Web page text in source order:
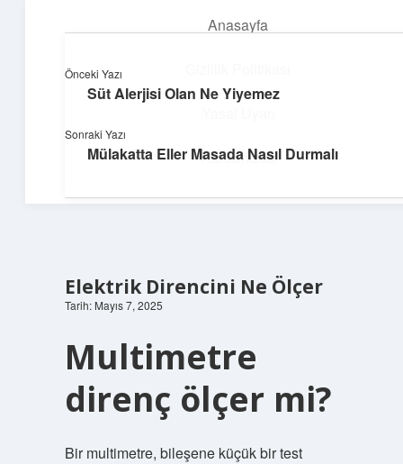
Anasayfa
Hakkımızda
Teknoloji ve Aşk
Dijital dünyada keyifli bir macera!
Elektrik Direncini Ne Ölçer
Tarih: Mayıs 7, 2025
Multimetre
direnç ölçer mi?
Bir multimetre, bileşene küçük bir test
Önceki Yazı
Süt Alerjisi Olan Ne Yiyemez
Sonraki Yazı
Mülakatta Eller Masada Nasıl Durmalı